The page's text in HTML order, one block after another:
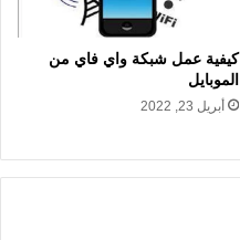
كيفية عمل شبكة واي فاي من
الموبايل
أبريل 23, 2022